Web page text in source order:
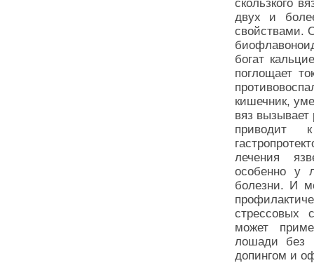
скользкого
двух и
свойствами.
богат
поглощает
кишечник,
вяз
приводит
лечения
особенно у
болезни. И
стрессовых
может
лошади без
допингом и